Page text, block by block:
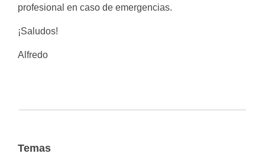
profesional en caso de emergencias.
¡Saludos!
Alfredo
Temas